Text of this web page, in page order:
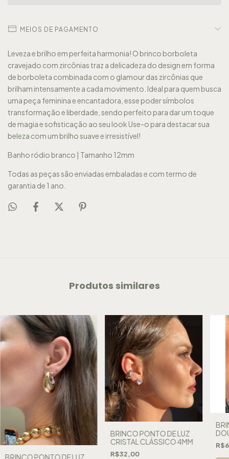
MEIOS DE PAGAMENTO
Leveza e brilho em perfeita harmonia! O brinco borboleta
cravejado com zircônias traz a delicadeza do design em forma
de borboleta combinada com o glamour das zircônias que
brilham intensamente a cada movimento. Ideal para quem busca
uma peça feminina e encantadora, esse poder símbolos
transformação e liberdade, sendo perfeito para dar um toque
de magia e sofisticação ao seu look Use-o para destacar sua
beleza com um brilho suave e irresistível!
Banho ródio branco | Tamanho 12mm
Todas as peças são enviadas embaladas e com termo de
garantia de 1 ano.
Produtos similares
BRINCO PONTO DE LUZ
BRINCO PONTO DE LUZ
CRISTAL CLÁSSICO 4MM
R$32,00